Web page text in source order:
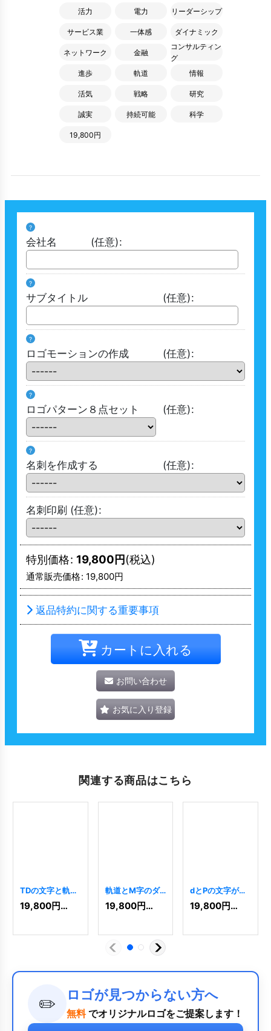
活力 電力 リーダーシップ
サービス業 一体感 ダイナミック
ネットワーク 金融
コンサルティン
グ
進歩
軌道 情報
活気 戦略 研究
誠実 持続可能 科学
19,800円
?
会社名 (任意):
?
サブタイトル (任意):
?
ロゴモーションの作成 (任意):
?
ロゴパターン８点セット (任意):
?
名刺を作成する (任意):
名刺印刷 (任意):
特別価格: 19,800円(税込)
通常販売価格: 19,800円
返品特約に関する重要事項
カートに入れる
お問い合わせ
お気に入り登録
関連する商品はこちら
TDの文字と軌道
が融合するダイ
ナミックロゴ
19,800円(税込)
軌道とM字のダ
イナミックロゴ
[10197 ]
19,800円(税込)
dとPの文字が融
合したダイナミ
ックロゴ
19,800円(税込)
✏️ ロゴが見つからない方へ
無料 でオリジナルロゴをご提案します！